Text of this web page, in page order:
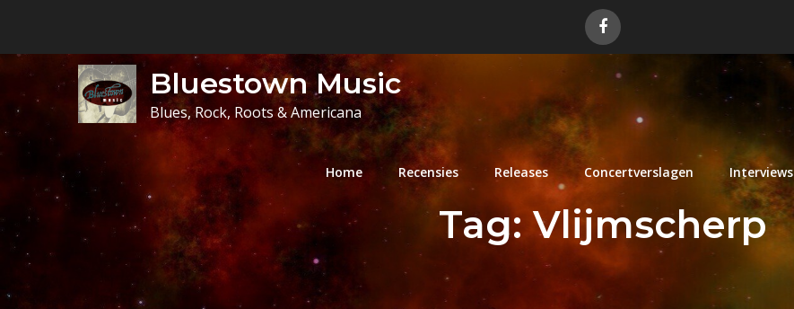
content
Bluestown Music
Blues, Rock, Roots & Americana
Home Recensies Releases Concertverslagen Interviews
Tag:Vlijmscherp